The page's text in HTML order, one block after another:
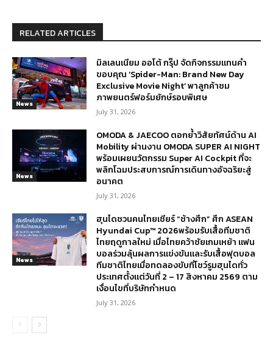
RELATED ARTICLES
News
มิลเลนเนียม ออโต้ กรุ๊ป จัดกิจกรรมแทนคำ
ขอบคุณ ‘Spider-Man: Brand New Day
Exclusive Movie Night’ พาลูกค้าชม
ภาพยนตร์ฟอร์มยักษ์รอบพิเศษ
July 31, 2026
News
OMODA & JAECOO ตอกย้ำวิสัยทัศน์ด้าน AI
Mobility ผ่านงาน OMODA SUPER AI NIGHT
พร้อมเผยนวัตกรรม Super AI Cockpit ที่จะ
พลิกโฉมประสบการณ์การเดินทางอัจฉริยะสู่
อนาคต
July 31, 2026
News
ฮุนไดชวนคนไทยเชียร์ “ช้างศึก” ศึก ASEAN
Hyundai Cup™ 2026พร้อมรับเสื้อทีมชาติ
ไทยฤดูกาลใหม่ เมื่อไทยคว้าชัยเกมเหย้า แฟน
บอลร่วมลุ้นผลการแข่งขันและรับเสื้อฟุตบอล
ทีมชาติไทยเมื่อทดลองขับที่โชว์รูมฮุนไดทั่ว
ประเทศตั้งแต่วันที่ 2 – 17 สิงหาคม 2569 ตาม
เงื่อนไขที่บริษัทกำหนด
July 31, 2026